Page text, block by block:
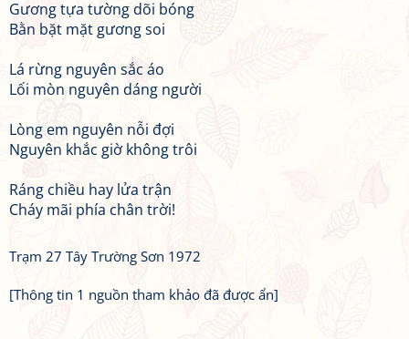
Gương tựa tường dõi bóng
Bằn bặt mặt gương soi
Lá rừng nguyên sắc áo
Lối mòn nguyên dáng người
Lòng em nguyên nỗi đợi
Nguyên khắc giờ không trôi
Ráng chiều hay lửa trận
Cháy mãi phía chân trời!
Trạm 27 Tây Trường Sơn 1972
[Thông tin 1 nguồn tham khảo đã được ẩn]